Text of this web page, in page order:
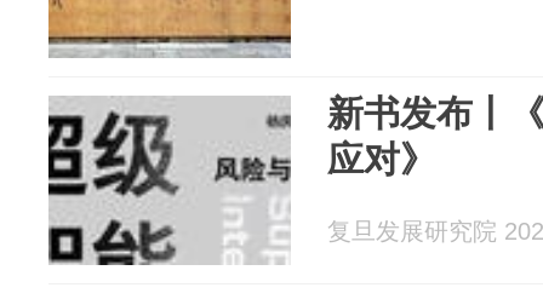
新书发布丨
应对》
复旦发展研究院